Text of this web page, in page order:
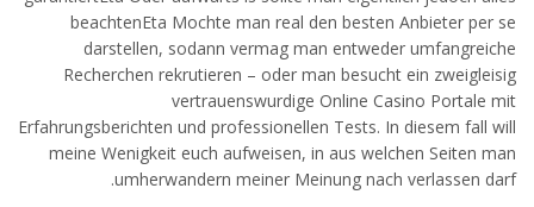
beachtenEta Mochte man real den besten Anbieter per se
darstellen, sodann vermag man entweder umfangreiche
Recherchen rekrutieren – oder man besucht ein zweigleisig
vertrauenswurdige Online Casino Portale mit
Erfahrungsberichten und professionellen Tests. In diesem fall will
meine Wenigkeit euch aufweisen, in aus welchen Seiten man
umherwandern meiner Meinung nach verlassen darf.